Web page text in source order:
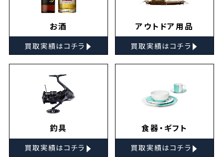
お酒
買取実績はコチラ ▸
アウトドア用品
買取実績はコチラ ▸
釣具
買取実績はコチラ ▸
食器・ギフト
買取実績はコチラ ▸